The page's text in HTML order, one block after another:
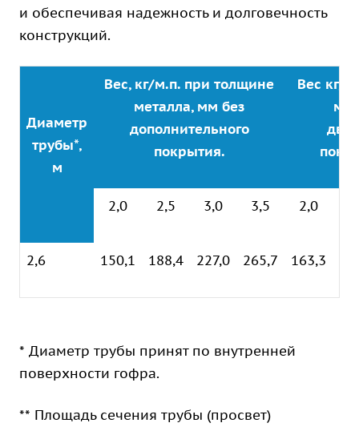
и обеспечивая надежность и долговечность
конструкций.
Диаметр
трубы*,
м
Вес, кг/м.п. при толщине
металла, мм без
дополнительного
покрытия.
Вес кг/
2,0 2,5 3,0 3,5 2,0
2,6 150,1 188,4 227,0 265,7 163,3
* Диаметр трубы принят по внутренней
поверхности гофра.
** Площадь сечения трубы (просвет)